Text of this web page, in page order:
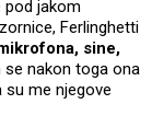
pod jakom
Ferlinghetti
sine,
se nakon toga ona
su me njegove